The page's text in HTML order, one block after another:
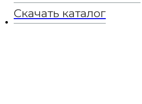
Скачать каталог
1 мин на чтение